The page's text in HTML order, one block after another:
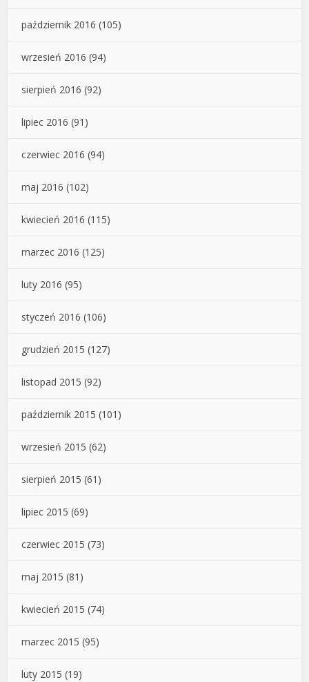
październik 2016 (105)
wrzesień 2016 (94)
sierpień 2016 (92)
lipiec 2016 (91)
czerwiec 2016 (94)
maj 2016 (102)
kwiecień 2016 (115)
marzec 2016 (125)
luty 2016 (95)
styczeń 2016 (106)
grudzień 2015 (127)
listopad 2015 (92)
październik 2015 (101)
wrzesień 2015 (62)
sierpień 2015 (61)
lipiec 2015 (69)
czerwiec 2015 (73)
maj 2015 (81)
kwiecień 2015 (74)
marzec 2015 (95)
luty 2015 (19)